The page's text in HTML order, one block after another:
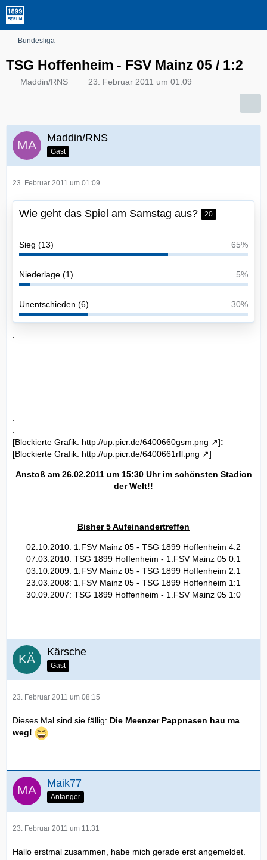
Bundesliga
TSG Hoffenheim - FSV Mainz 05 / 1:2
Maddin/RNS 23. Februar 2011 um 01:09
Maddin/RNS
Gast
23. Februar 2011 um 01:09
Wie geht das Spiel am Samstag aus? 20
Sieg (13) 65%
Niederlage (1) 5%
Unentschieden (6) 30%
[Blockierte Grafik: http://up.picr.de/6400660gsm.png ]:
[Blockierte Grafik: http://up.picr.de/6400661rfl.png ]
Anstoß am 26.02.2011 um 15:30 Uhr im schönsten Stadion
der Welt!!
Bisher 5 Aufeinandertreffen
02.10.2010: 1.FSV Mainz 05 - TSG 1899 Hoffenheim 4:2
07.03.2010: TSG 1899 Hoffenheim - 1.FSV Mainz 05 0:1
03.10.2009: 1.FSV Mainz 05 - TSG 1899 Hoffenheim 2:1
23.03.2008: 1.FSV Mainz 05 - TSG 1899 Hoffenheim 1:1
30.09.2007: TSG 1899 Hoffenheim - 1.FSV Mainz 05 1:0
Kärsche
Gast
23. Februar 2011 um 08:15
Dieses Mal sind sie fällig: Die Meenzer Pappnasen hau ma
weg!
Maik77
Anfänger
23. Februar 2011 um 11:31
Hallo erstmal zusammen, habe mich gerade erst angemeldet.